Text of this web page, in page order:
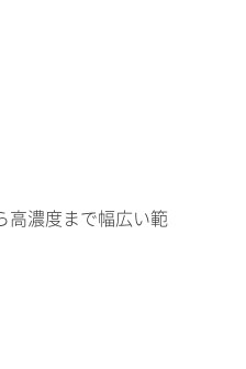
高濃度まで幅広い範